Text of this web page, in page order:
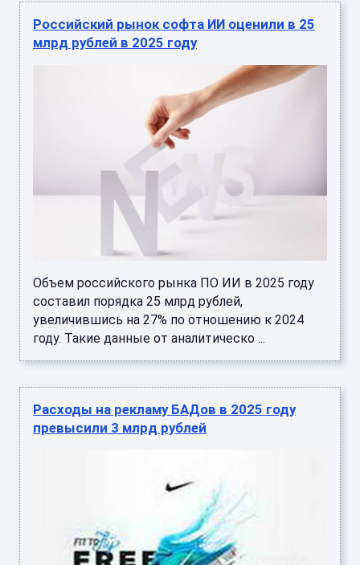
Российский рынок софта ИИ оценили в 25
млрд рублей в 2025 году
Объем российского рынка ПО ИИ в 2025 году
составил порядка 25 млрд рублей,
увеличившись на 27% по отношению к 2024
году. Такие данные от аналитическо ...
Расходы на рекламу БАДов в 2025 году
превысили 3 млрд рублей